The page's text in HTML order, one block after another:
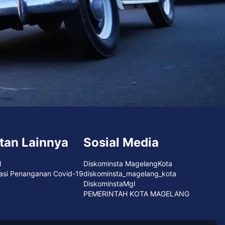
Lainnya
Penanganan Covid-19
Sosial Media
Diskominsta MagelangKota
diskominsta_magelang_kota
DiskominstaMgl
PEMERINTAH KOTA MAGELANG